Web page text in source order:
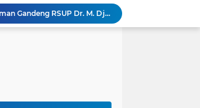
Tingkatkan Mutu Pelayanan, Pemko Pariaman Gandeng RSUP Dr. M. Djamil Padang